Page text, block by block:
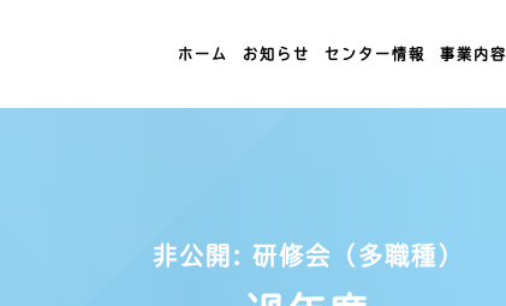
ホーム お知らせ センター情報 事業内容
非公開: 研修会（多職種）